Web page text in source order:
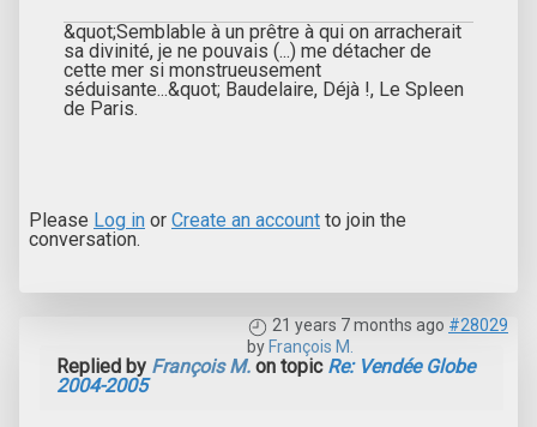
&quot;Semblable à un prêtre à qui on arracherait
sa divinité, je ne pouvais (...) me détacher de
cette mer si monstrueusement
séduisante...&quot; Baudelaire, Déjà !, Le Spleen
de Paris.
Please Log in or Create an account to join the
conversation.
21 years 7 months ago #28029
byFrançois M.
Replied by François M. on topic Re: Vendée Globe
2004-2005